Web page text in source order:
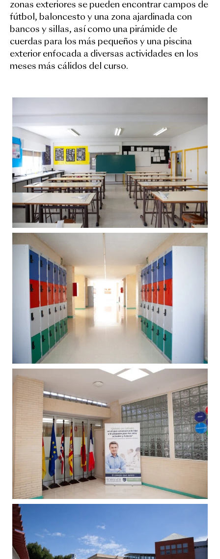
zonas exteriores se pueden encontrar campos de
fútbol, baloncesto y una zona ajardinada con
bancos y sillas, así como una pirámide de
cuerdas para los más pequeños y una piscina
exterior enfocada a diversas actividades en los
meses más cálidos del curso.